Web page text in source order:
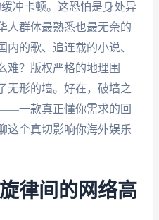
冲卡顿。这恐怕是身处异
人群体最熟悉也最无奈的
的歌、追连载的小说、
难？版权严格的地理围
无形的墙。好在，破墙之
一款真正懂你需求的回
这个真切影响你海外娱乐
律间的网络高